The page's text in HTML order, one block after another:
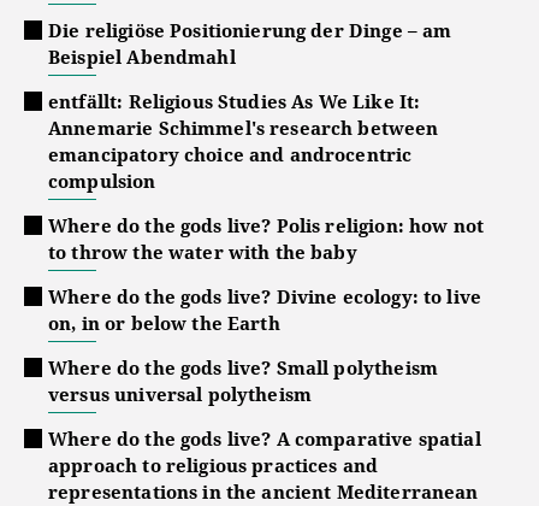
Die religiöse Positionierung der Dinge – am
Beispiel Abendmahl
entfällt: Religious Studies As We Like It:
Annemarie Schimmel's research between
emancipatory choice and androcentric
compulsion
Where do the gods live? Polis religion: how not
to throw the water with the baby
Where do the gods live? Divine ecology: to live
on, in or below the Earth
Where do the gods live? Small polytheism
versus universal polytheism
Where do the gods live? A comparative spatial
approach to religious practices and
representations in the ancient Mediterranean